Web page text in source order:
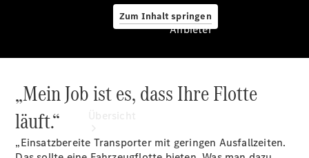
Zum Inhalt springen
Anbieter
Anbieter
„Mein Job ist es, dass Ihre Flotte
läuft.“
„Einsatzbereite Transporter mit geringen Ausfallzeiten.